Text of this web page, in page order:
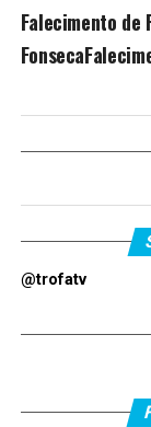
Falecimento de
@trofatv